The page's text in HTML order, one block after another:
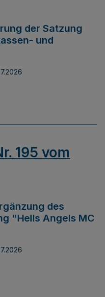
der Satzung
und
195 vom
des
"Hells Angels MC